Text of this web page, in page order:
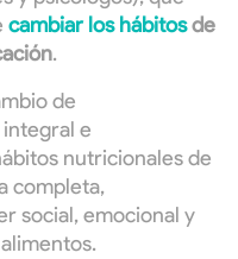
cambiar los hábitosde
.
de
e
nutricionales de
completa,
social, emocional y